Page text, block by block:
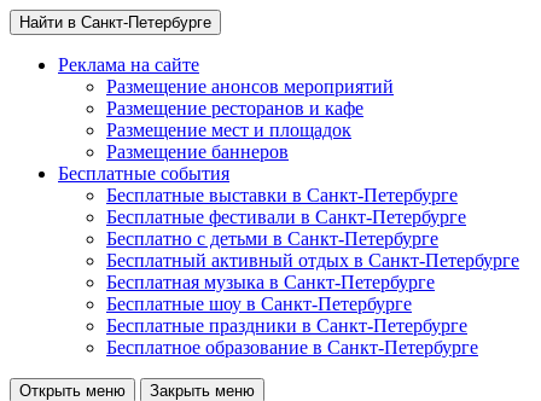
Найти в Санкт-Петербурге
Реклама на сайте
Размещение анонсов мероприятий
Размещение ресторанов и кафе
Размещение мест и площадок
Размещение баннеров
Бесплатные события
Бесплатные выставки в Санкт-Петербурге
Бесплатные фестивали в Санкт-Петербурге
Бесплатно с детьми в Санкт-Петербурге
Бесплатный активный отдых в Санкт-Петербурге
Бесплатная музыка в Санкт-Петербурге
Бесплатные шоу в Санкт-Петербурге
Бесплатные праздники в Санкт-Петербурге
Бесплатное образование в Санкт-Петербурге
Открыть меню Закрыть меню